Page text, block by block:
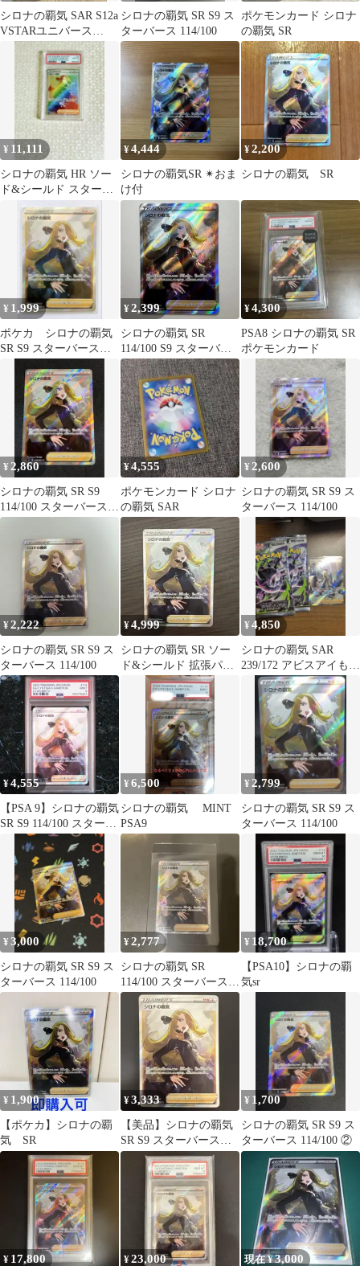
シロナの覇気 SAR S12a
VSTARユニバース
239/172
シロナの覇気 SR S9 ス
ターバース 114/100
ポケモンカード シロナ
の覇気 SR
¥ 11,111
シロナの覇気 HR ソー
ド&シールド スターバ
ース PSA10
¥4,444
シロナの覇気SR ✴︎おま
け付
¥2,200
シロナの覇気 SR
¥ 1,999
ポケカ シロナの覇気
SR S9 スターバース
¥2,399
シロナの覇気 SR
114/100 S9 スターバー
ス pokemon card
¥4,300
PSA8 シロナの覇気 SR
ポケモンカード
¥ 2,860
シロナの覇気 SR S9
114/100 スターバース
状態良好
¥4,555
ポケモンカード シロナ
の覇気 SAR
¥ 2,600
シロナの覇気 SR S9 ス
ターバース 114/100
¥2,222
シロナの覇気 SR S9 ス
ターバース 114/100
¥4,999
シロナの覇気 SR ソー
ド&シールド 拡張パッ
ク スターバース キラ
114/…
¥4,850
シロナの覇気 SAR
239/172 アビスアイもプ
レゼント！！他にはな
いです！
¥4,555
【PSA 9】シロナの覇気
SR S9 114/100 スターバ
¥6,500
シロナの覇気 MINT
PSA9
¥ 2,799
シロナの覇気 SR S9 ス
ターバース 114/100
¥3,000
シロナの覇気 SR S9 ス
ターバース 114/100
¥2,777
シロナの覇気 SR
114/100 スターバース
ポケモンカード ポケカ
¥ 18,700
【PSA10】シロナの覇
気sr
¥ 1,900
【ポケカ】シロナの覇
気 SR
¥3,333
【美品】シロナの覇気
SR S9 スターバース
114/100
¥ 1,700
シロナの覇気 SR S9 ス
ターバース 114/100 ②
¥ 17,800 ¥23,000 現在 ¥3,000